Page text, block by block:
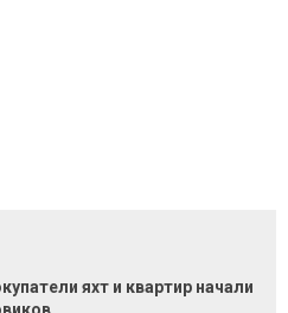
яхт и квартир начали